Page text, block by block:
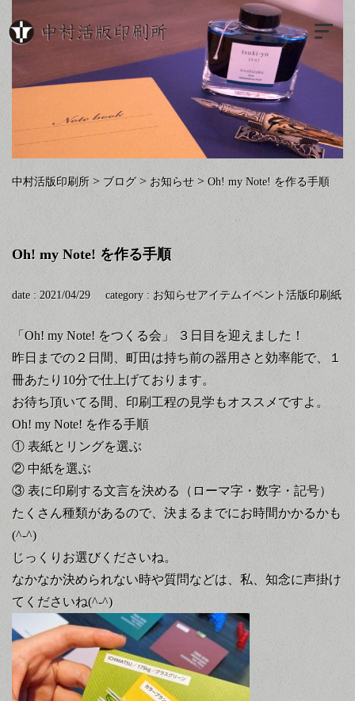
中村活版印刷所 > ブログ > お知らせ > Oh! my Note! を作る手順
Oh! my Note! を作る手順
date : 2021/04/29 category : お知らせアイテムイベント 活版印刷紙
「Oh! my Note! をつくる会」
３日目を迎えました！
昨日までの２日間、町田は持ち前の器用さと効率能で、１
冊あたり 10分で仕上げております。
お待ち頂いてる間、印刷工程の見学もオススメですよ。
Oh! my Note! を作る手順
① 表紙とリングを選ぶ
② 中紙を選ぶ
③ 表に印刷する文言を決める（ローマ字・数字・記号）
たくさん種類があるので、決まるまでにお時間かかるかも
(^-^)
じっくりお選びくださいね。
なかなか決められない時や質問などは、私、知念に声掛け
てくださいね(^-^)